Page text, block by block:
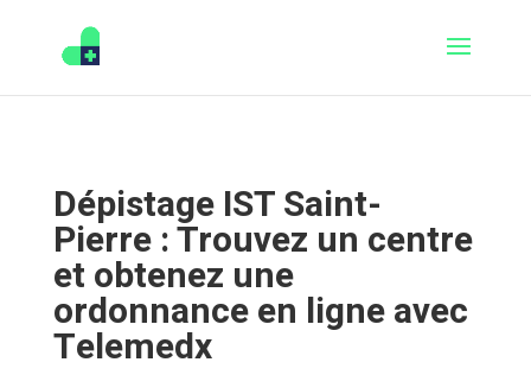
Dépistage IST Saint-
Pierre : Trouvez un centre
et obtenez une
ordonnance en ligne avec
Telemedx